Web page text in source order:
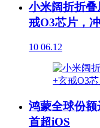
小米阔折折
戒O3芯片，
10 06.12
鸿蒙全球份
首超iOS